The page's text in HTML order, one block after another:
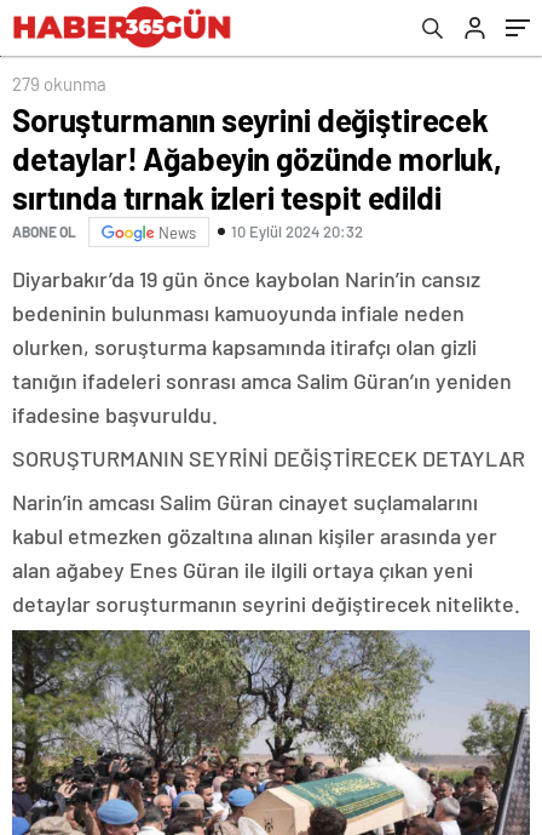
tırnak izleri tespit edildi
279 okunma
Soruşturmanın seyrini değiştirecek
detaylar! Ağabeyin gözünde morluk,
sırtında tırnak izleri tespit edildi
ABONE OL News 10 Eylül 2024 20:32
Diyarbakır’da 19 gün önce kaybolan Narin’in cansız
bedeninin bulunması kamuoyunda infiale neden
olurken, soruşturma kapsamında itirafçı olan gizli
tanığın ifadeleri sonrası amca Salim Güran’ın yeniden
ifadesine başvuruldu.
SORUŞTURMANIN SEYRİNİ DEĞİŞTİRECEK DETAYLAR
Narin’in amcası Salim Güran cinayet suçlamalarını
kabul etmezken gözaltına alınan kişiler arasında yer
alan ağabey Enes Güran ile ilgili ortaya çıkan yeni
detaylar soruşturmanın seyrini değiştirecek nitelikte.